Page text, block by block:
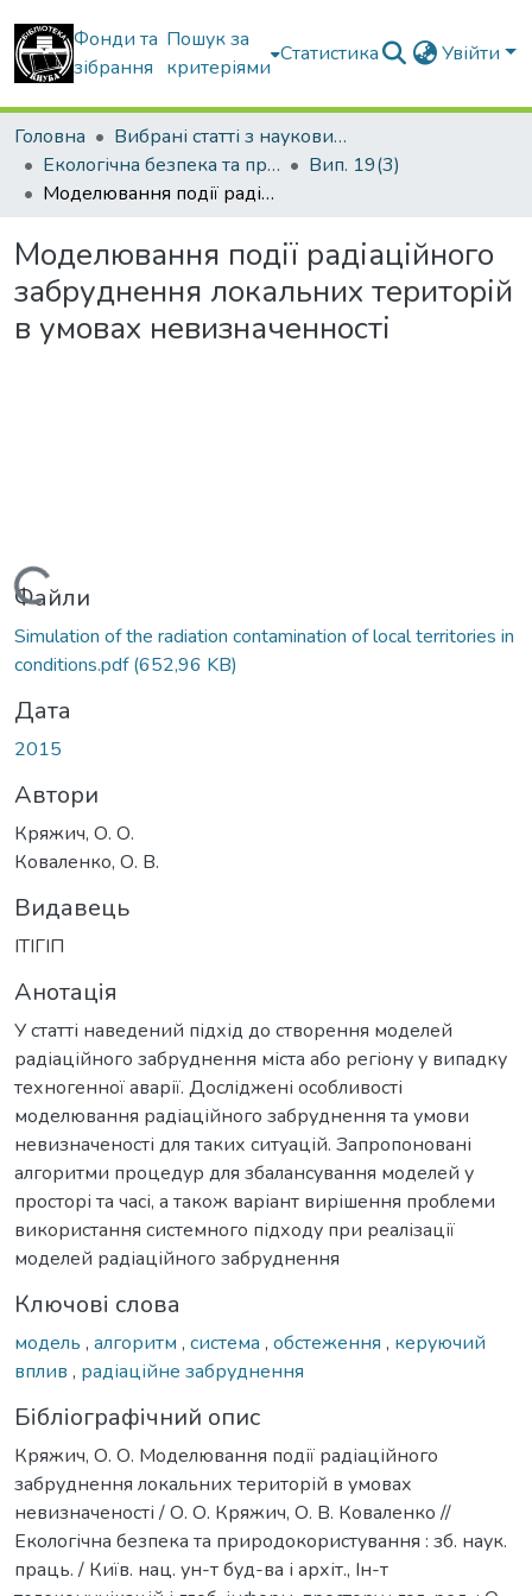
Фонди та
зібрання
Пошук за
критеріями
Статистика Увійти
Головна
Вибрані статті з наукових збірників КНУБА
Екологічна безпека та природокористування
Вип. 19(3)
Моделювання події радіаційного забруднення локальних територій в умовах невизначенності
Моделювання події радіаційного
забруднення локальних територій
в умовах невизначенності
Вантажиться...
Файли
Simulation of the radiation contamination of local territories in
conditions.pdf(652,96 KB)
Дата
2015
Автори
Кряжич, О. О.
Коваленко, О. В.
Видавець
ІТІГІП
Анотація
У статті наведений підхід до створення моделей
радіаційного забруднення міста або регіону у випадку
техногенної аварії. Досліджені особливості
моделювання радіаційного забруднення та умови
невизначеності для таких ситуацій. Запропоновані
алгоритми процедур для збалансування моделей у
просторі та часі, а також варіант вирішення проблеми
використання системного підходу при реалізації
моделей радіаційного забруднення
Ключові слова
модель , алгоритм , система , обстеження , керуючий
вплив , радіаційне забруднення
Бібліографічний опис
Кряжич, О. О. Моделювання події радіаційного
забруднення локальних територій в умовах
невизначеності / О. О. Кряжич, О. В. Коваленко //
Екологічна безпека та природокористування : зб. наук.
праць. / Київ. нац. ун-т буд-ва і архіт., Ін-т